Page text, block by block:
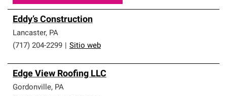
Eddy’s Construction
Lancaster, PA
(717) 204-2299
Sitio web
Edge View Roofing LLC
Gordonville, PA